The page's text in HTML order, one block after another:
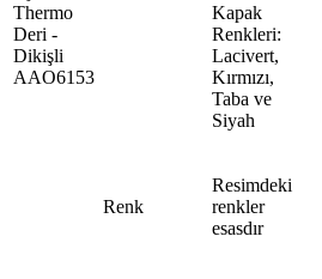
Kapak
Renkleri:
Lacivert,
Kırmızı,
Taba ve
Siyah
Renk
Resimdeki
renkler
esasdır